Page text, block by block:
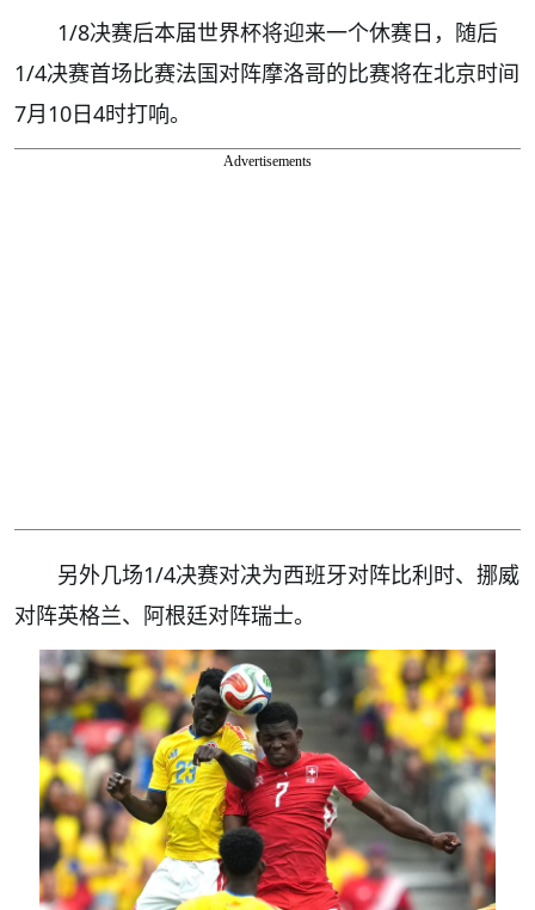
1/8决赛后本届世界杯将迎来一个休赛日，随后
1/4决赛首场比赛法国对阵摩洛哥的比赛将在北京时间
7月10日4时打响。
Advertisements
另外几场1/4决赛对决为西班牙对阵比利时、挪威
对阵英格兰、阿根廷对阵瑞士。